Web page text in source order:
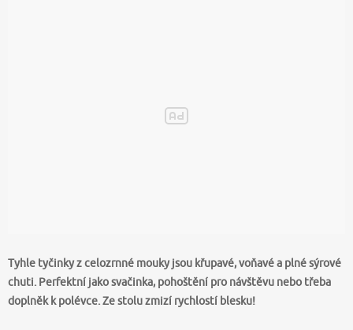
Tyhle tyčinky z celozrnné mouky jsou křupavé, voňavé a plné sýrové
chuti. Perfektní jako svačinka, pohoštění pro návštěvu nebo třeba
doplněk k polévce. Ze stolu zmizí rychlostí blesku!